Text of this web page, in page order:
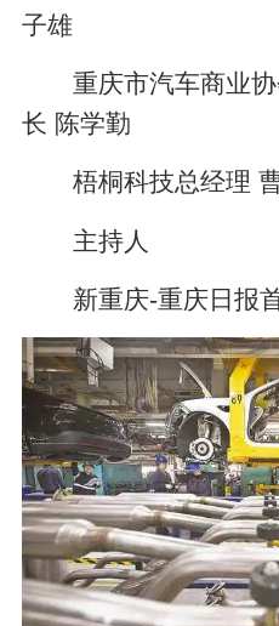
子雄
重庆市汽车商业
长 陈学勤
梧桐科技总经理
主持人
新重庆-重庆日报